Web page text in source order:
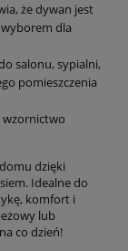
że dywan jest
dla
salonu, sypialni,
pomieszczenia
wzornictwo
dzięki
Idealne do
komfort i
lub
co dzień!